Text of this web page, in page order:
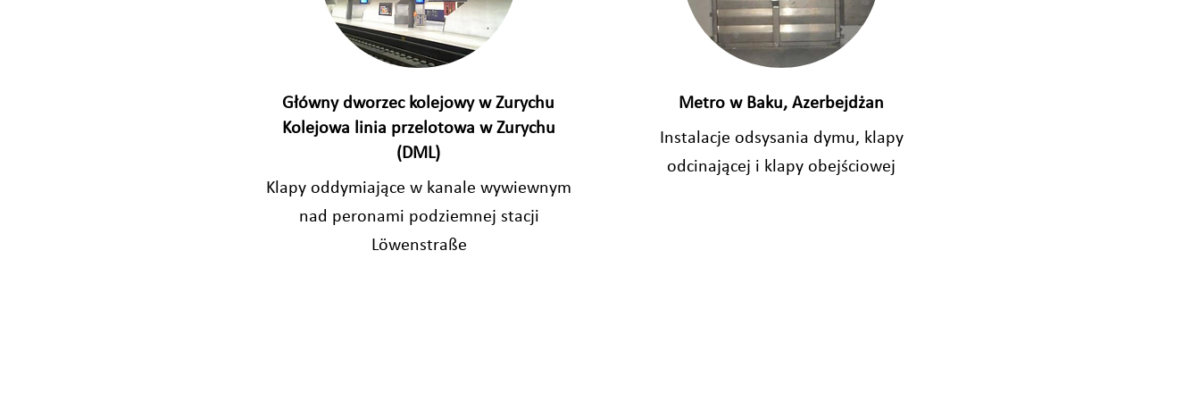
Główny dworzec kolejowy w Zurychu
Kolejowa linia przelotowa w Zurychu
(DML)
Klapy oddymiające w kanale wywiewnym
nad peronami podziemnej stacji
Löwenstraße
Metro w Baku, Azerbejdżan
Instalacje odsysania dymu, klapy
odcinającej i klapy obejściowej